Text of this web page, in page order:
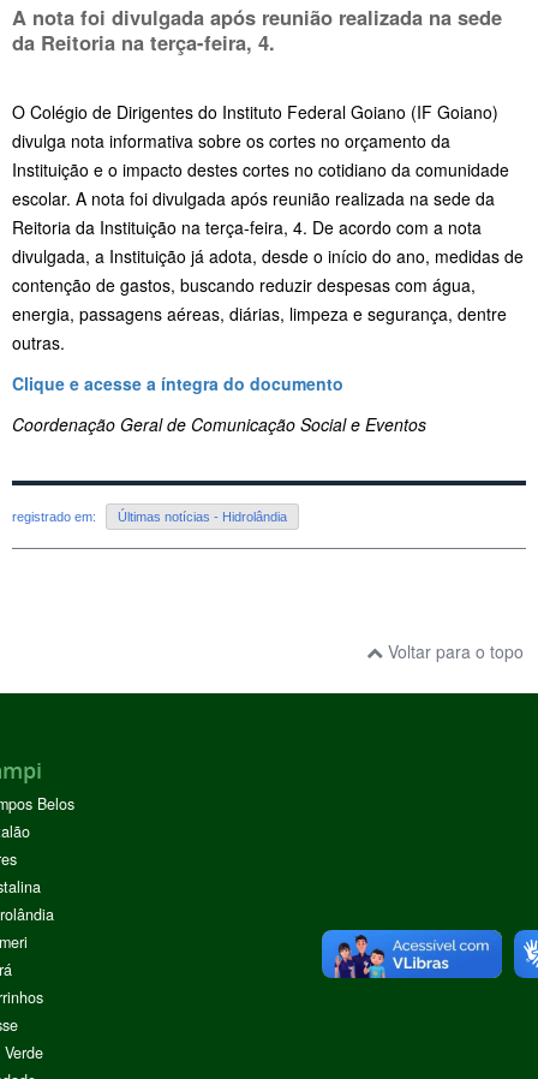
A nota foi divulgada após reunião realizada na sede
da Reitoria na terça-feira, 4.
O Colégio de Dirigentes do Instituto Federal Goiano (IF Goiano)
divulga nota informativa sobre os cortes no orçamento da
Instituição e o impacto destes cortes no cotidiano da comunidade
escolar. A nota foi divulgada após reunião realizada na sede da
Reitoria da Instituição na terça-feira, 4. De acordo com a nota
divulgada, a Instituição já adota, desde o início do ano, medidas de
contenção de gastos, buscando reduzir despesas com água,
energia, passagens aéreas, diárias, limpeza e segurança, dentre
outras.
Clique e acesse a íntegra do documento
Coordenação Geral de Comunicação Social e Eventos
registrado em: Últimas notícias - Hidrolândia
Voltar para o topo
Belos